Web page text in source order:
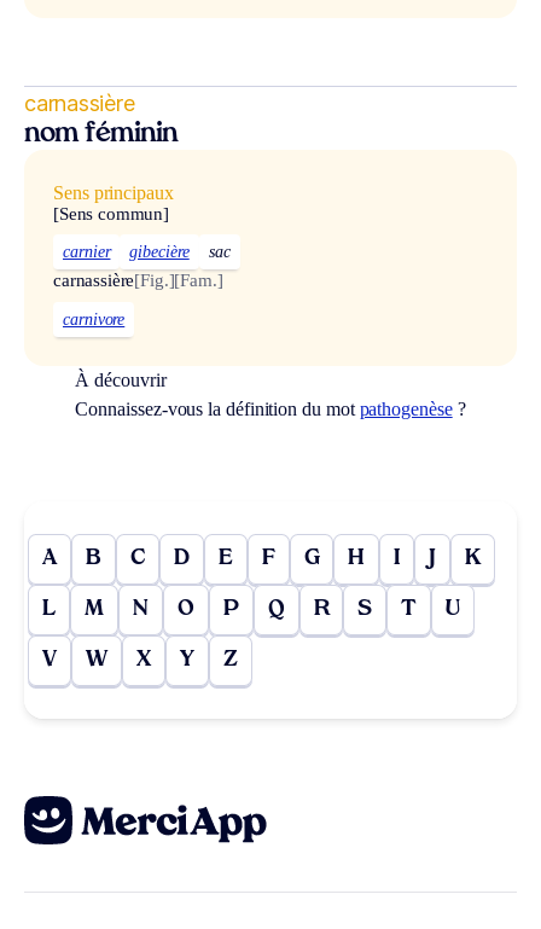
carnassière
nom féminin
Sens principaux
[Sens commun]
carnier gibecière sac
carnassière[Fig.][Fam.]
carnivore
À découvrir
Connaissez-vous la définition du mot pathogenèse?
A B C D E F G H I J K
L M N O P Q R S T U
V W X Y Z